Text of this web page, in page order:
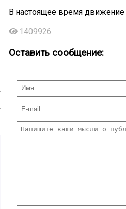
В настоящее время
1409926
Оставить сообщение: